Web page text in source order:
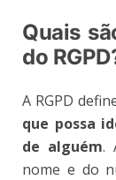
Quais
do
A RGPD
que possa
de alguém.
nome e do